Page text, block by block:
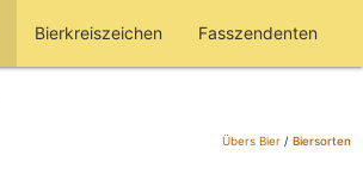
Bierkreiszeichen Fasszendenten
Übers Bier/ Biersorten